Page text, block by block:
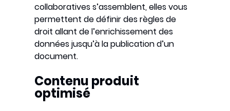
collaboratives s’assemblent, elles vous
permettent de définir des règles de
droit allant de l’enrichissement des
données jusqu’à la publication d’un
document.
Contenu produit
optimisé